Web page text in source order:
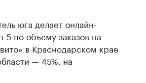
юга делает онлайн-
5 по объему заказов на
в Краснодарском крае
— 45%, на